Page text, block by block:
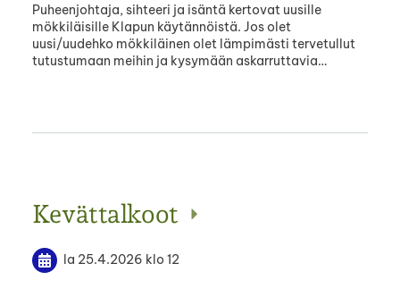
Puheenjohtaja, sihteeri ja isäntä kertovat uusille
mökkiläisille Klapun käytännöistä. Jos olet
uusi/uudehko mökkiläinen olet lämpimästi tervetullut
tutustumaan meihin ja kysymään askarruttavia…
Kevättalkoot
la 25.4.2026 klo 12